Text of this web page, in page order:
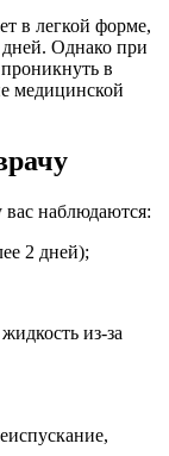
в легкой форме,
дней. Однако при
в
медицинской
вас наблюдаются:
2 дней);
из-за